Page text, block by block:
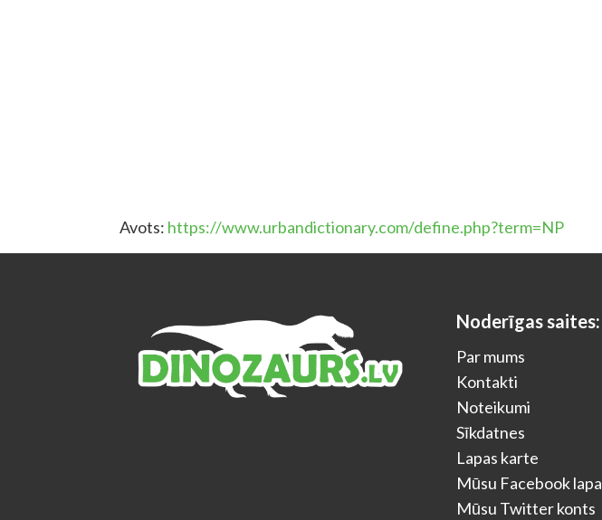
Avots: https://www.urbandictionary.com/define.php?term=NP
Noderīgas saites:
Par mums
Kontakti
Noteikumi
Sīkdatnes
Lapas karte
Mūsu Facebook lapa
Mūsu Twitter konts